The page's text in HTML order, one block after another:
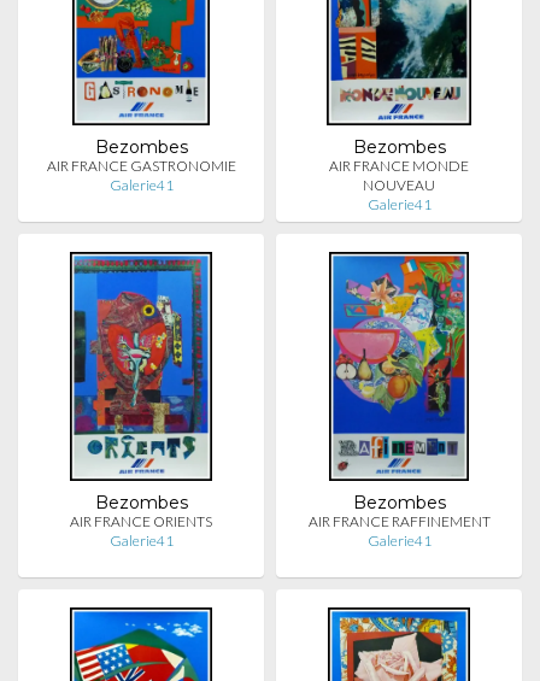
Bezombes
AIR FRANCE GASTRONOMIE
Galerie41
Bezombes
AIR FRANCE MONDE
NOUVEAU
Galerie41
Bezombes
AIR FRANCE ORIENTS
Galerie41
Bezombes
AIR FRANCE RAFFINEMENT
Galerie41